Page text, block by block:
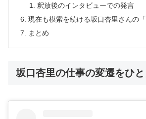
釈放後のインタビューでの発言
現在も模索を続ける坂口杏里さんの「
まとめ
坂口杏里の仕事の変遷をひ